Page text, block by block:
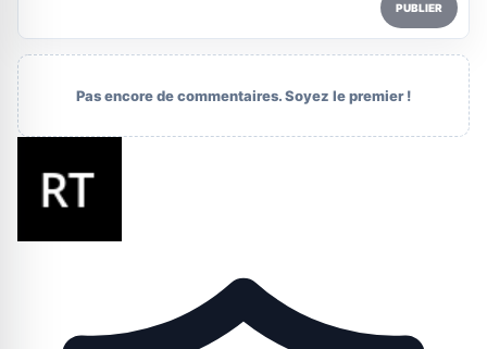
PUBLIER
Pas encore de commentaires. Soyez le premier !